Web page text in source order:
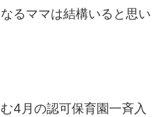
るママは結構いると思い
4月の認可保育園一斉入